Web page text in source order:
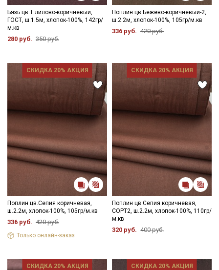
Бязь цв.Т.лилово-коричневый,
ГОСТ, ш.1.5м, хлопок-100%, 142гр/
м.кв
280 руб. 350 руб.
Поплин цв.Бежево-коричневый-2,
ш.2.2м, хлопок-100%, 105гр/м.кв
336 руб. 420 руб.
СКИДКА 20% АКЦИЯ
Поплин цв.Сепия коричневая,
ш.2.2м, хлопок-100%, 105гр/м.кв
336 руб. 420 руб.
Только онлайн-заказ
СКИДКА 20% АКЦИЯ
Поплин цв.Сепия коричневая,
СОРТ2, ш.2.2м, хлопок-100%, 110гр/
м.кв
320 руб. 400 руб.
СКИДКА 20% АКЦИЯ СКИДКА 20% АКЦИЯ